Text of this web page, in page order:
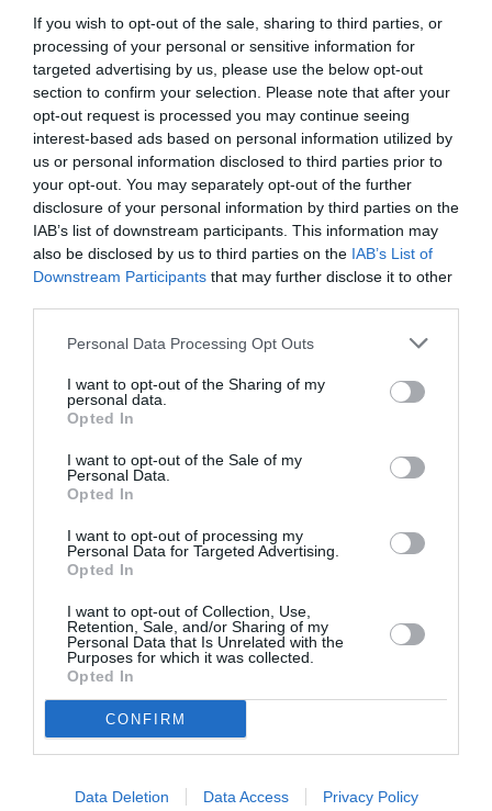
If you wish to opt-out of the sale, sharing to third parties, or
processing of your personal or sensitive information for
targeted advertising by us, please use the below opt-out
section to confirm your selection. Please note that after your
opt-out request is processed you may continue seeing
interest-based ads based on personal information utilized by
us or personal information disclosed to third parties prior to
your opt-out. You may separately opt-out of the further
disclosure of your personal information by third parties on the
IAB’s list of downstream participants. This information may
also be disclosed by us to third parties on the IAB’s List of
Downstream Participants that may further disclose it to other
Personal Data Processing Opt Outs
I want to opt-out of the Sharing of my
personal data.
Opted In
I want to opt-out of the Sale of my
Personal Data.
Opted In
I want to opt-out of processing my
Personal Data for Targeted Advertising.
Opted In
I want to opt-out of Collection, Use,
Retention, Sale, and/or Sharing of my
Personal Data that Is Unrelated with the
Purposes for which it was collected.
Opted In
CONFIRM
Data Deletion Data Access Privacy Policy
ΜΟΥΣΙΚΗ / ΜΟΥΣΙΚΑ ΝΕΑ
“Nikos
Kazantzakis: An
Odyssey in Music”
– Η Εθνική
πρώτη φορά στο
Carnegie Hall της
Νέας Υόρκης
ΣΙΝΕΜΑ / ΝΕΑ
Από το βιβλίο
στην οθόνη: Οι
σελίδες γίνονται
καρέ στην
ΘΕΜΑΤΑ / ΝΕΑ
Δωρεάν
Αθήνα την
Συναυλία στο